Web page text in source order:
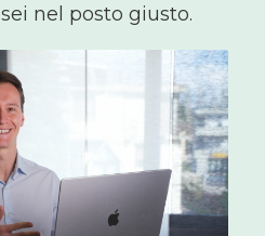
nel posto giusto.